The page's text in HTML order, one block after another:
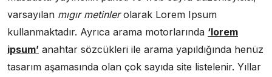
varsayılan mıgır metinlerolarak Lorem Ipsum
kullanmaktadır. Ayrıca arama motorlarında ‘lorem
ipsum’ anahtar sözcükleri ile arama yapıldığında henüz
tasarım aşamasında olan çok sayıda site listelenir. Yıllar